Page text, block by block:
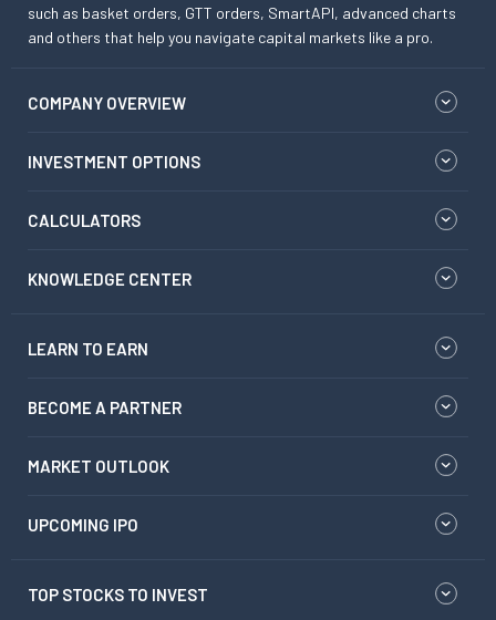
such as basket orders, GTT orders, SmartAPI, advanced charts
and others that help you navigate capital markets like a pro.
COMPANY OVERVIEW
INVESTMENT OPTIONS
CALCULATORS
KNOWLEDGE CENTER
LEARN TO EARN
BECOME A PARTNER
MARKET OUTLOOK
UPCOMING IPO
TOP STOCKS TO INVEST